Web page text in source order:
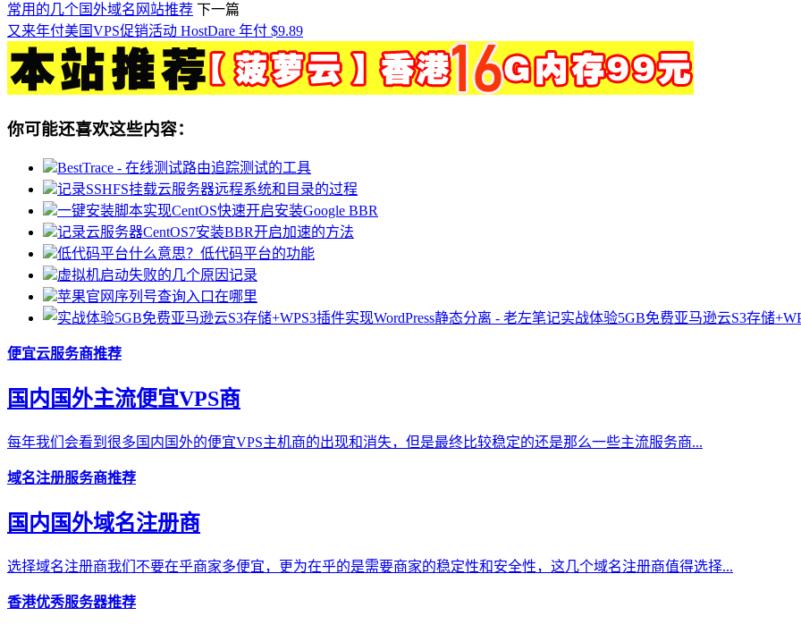
常用的几个国外域名网站推荐 下一篇
又来年付美国VPS促销活动 HostDare 年付 $9.89
你可能还喜欢这些内容：
BestTrace - 在线测试路由追踪测试的工具
记录SSHFS挂载云服务器远程系统和目录的过程
一键安装脚本实现CentOS快速开启安装Google BBR
记录云服务器CentOS7安装BBR开启加速的方法
低代码平台什么意思？低代码平台的功能
虚拟机启动失败的几个原因记录
苹果官网序列号查询入口在哪里
实战体验5GB免费亚马逊云S3存储
便宜云服务商推荐
国内国外主流便宜VPS商
每年我们会看到很多国内国外的便宜VPS主机商的出现和消失，但是最终比较稳定的还是那么一些主流服务商...
域名注册服务商推荐
国内国外域名注册商
选择域名注册商我们不要在乎商家多便宜，更为在乎的是需要商家的稳定性和安全性，这几个域名注册商值得选择...
香港优秀服务器推荐